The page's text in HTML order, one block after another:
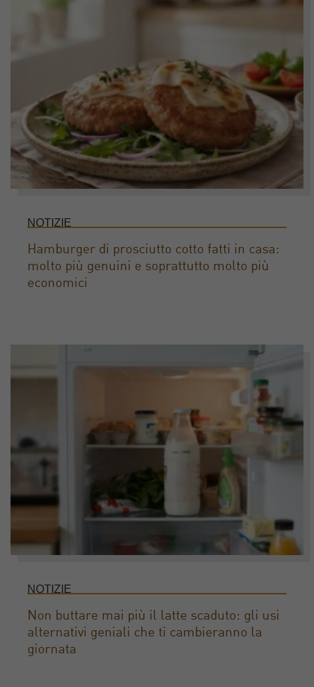
NOTIZIE
Hamburger di prosciutto cotto fatti in casa:
molto più genuini e soprattutto molto più
economici
NOTIZIE
Non buttare mai più il latte scaduto: gli usi
alternativi geniali che ti cambieranno la
giornata